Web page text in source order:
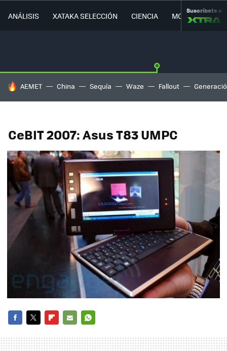
ANÁLISIS XATAKA SELECCIÓN CIENCIA MOVILIDAD
Suscríbete a
HOY SE HABLA DE
AEMET China Sequía Waze Fallout
CeBIT 2007: Asus T83 UMPC
MAIL